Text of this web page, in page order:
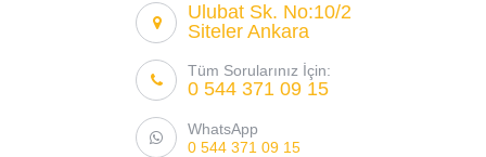
Ulubat Sk. No:10/2
Siteler Ankara
Tüm Sorularınız İçin:
0 544 371 09 15
WhatsApp
0 544 371 09 15